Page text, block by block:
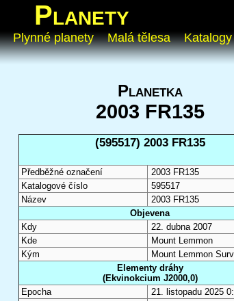
Planety
Plynné planety Malá tělesa Katalogy
Planetka
2003 FR135
(595517) 2003 FR135
Předběžné označení
2003 FR135
Katalogové číslo
595517
Název
2003 FR135
Objevena
Kdy
22. dubna 2007
Kde
Mount Lemmon
Kým
Mount Lemmon
Elementy dráhy
(Ekvinokcium J2000,0)
Epocha
21. listopadu 2025